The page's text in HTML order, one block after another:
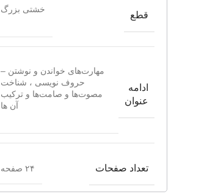
قطع
خشتی بزرگ
ادامه
عنوان
مهارت‌های خواندن و نوشتن –
حروف نویسی ، شناخت
مصوت‌ها و صامت‌ها و ترکیب
آن ها
تعداد صفحات ۲۴ صفحه